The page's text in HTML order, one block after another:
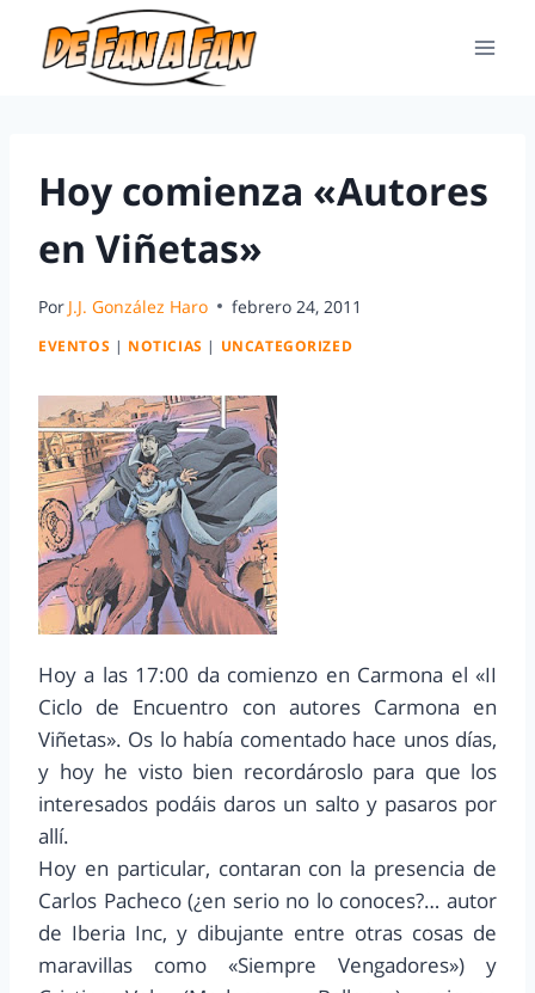
Hoy comienza «Autores
en Viñetas»
Por J.J. González Haro febrero 24, 2011
EVENTOS | NOTICIAS | UNCATEGORIZED
Hoy a las 17:00 da comienzo en Carmona el «II
Ciclo de Encuentro con autores Carmona en
Viñetas». Os lo había comentado hace unos días,
y hoy he visto bien recordároslo para que los
interesados podáis daros un salto y pasaros por
allí.
Hoy en particular, contaran con la presencia de
Carlos Pacheco (¿en serio no lo conoces?… autor
de Iberia Inc, y dibujante entre otras cosas de
maravillas como «Siempre Vengadores») y